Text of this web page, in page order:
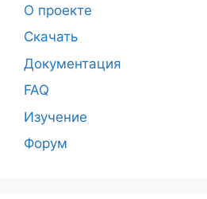
О проекте
Скачать
Документация
FAQ
Изучение
Форум